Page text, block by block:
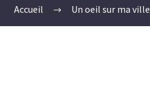
Accueil Un oeil sur ma ville